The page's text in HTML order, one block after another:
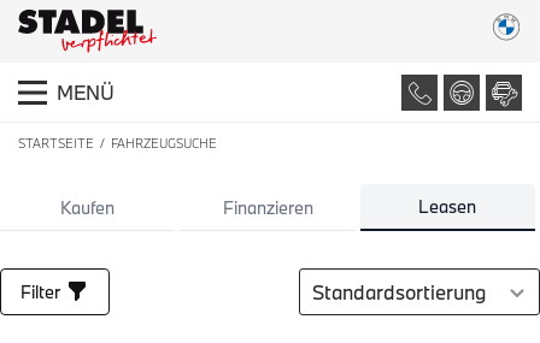
MENÜ
STARTSEITE FAHRZEUGSUCHE
Kaufen Finanzieren Leasen
Filter Sortierung auswählen